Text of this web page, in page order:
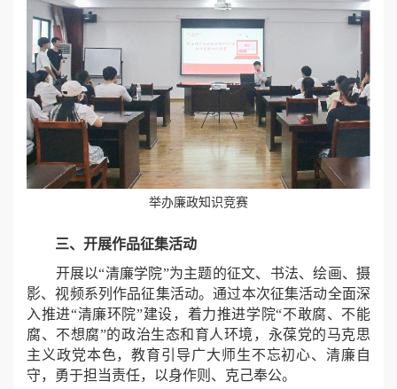
举办廉政知识竞赛
三、开展作品征集活动
开展以“清廉学院”为主题的征文、书法、绘画、摄
影、视频系列作品征集活动。通过本次征集活动全面深
入推进“清廉环院”建设，着力推进学院“不敢腐、不能
腐、不想腐”的政治生态和育人环境，永葆党的马克思
主义政党本色，教育引导广大师生不忘初心、清廉自
守，勇于担当责任，以身作则、克己奉公。